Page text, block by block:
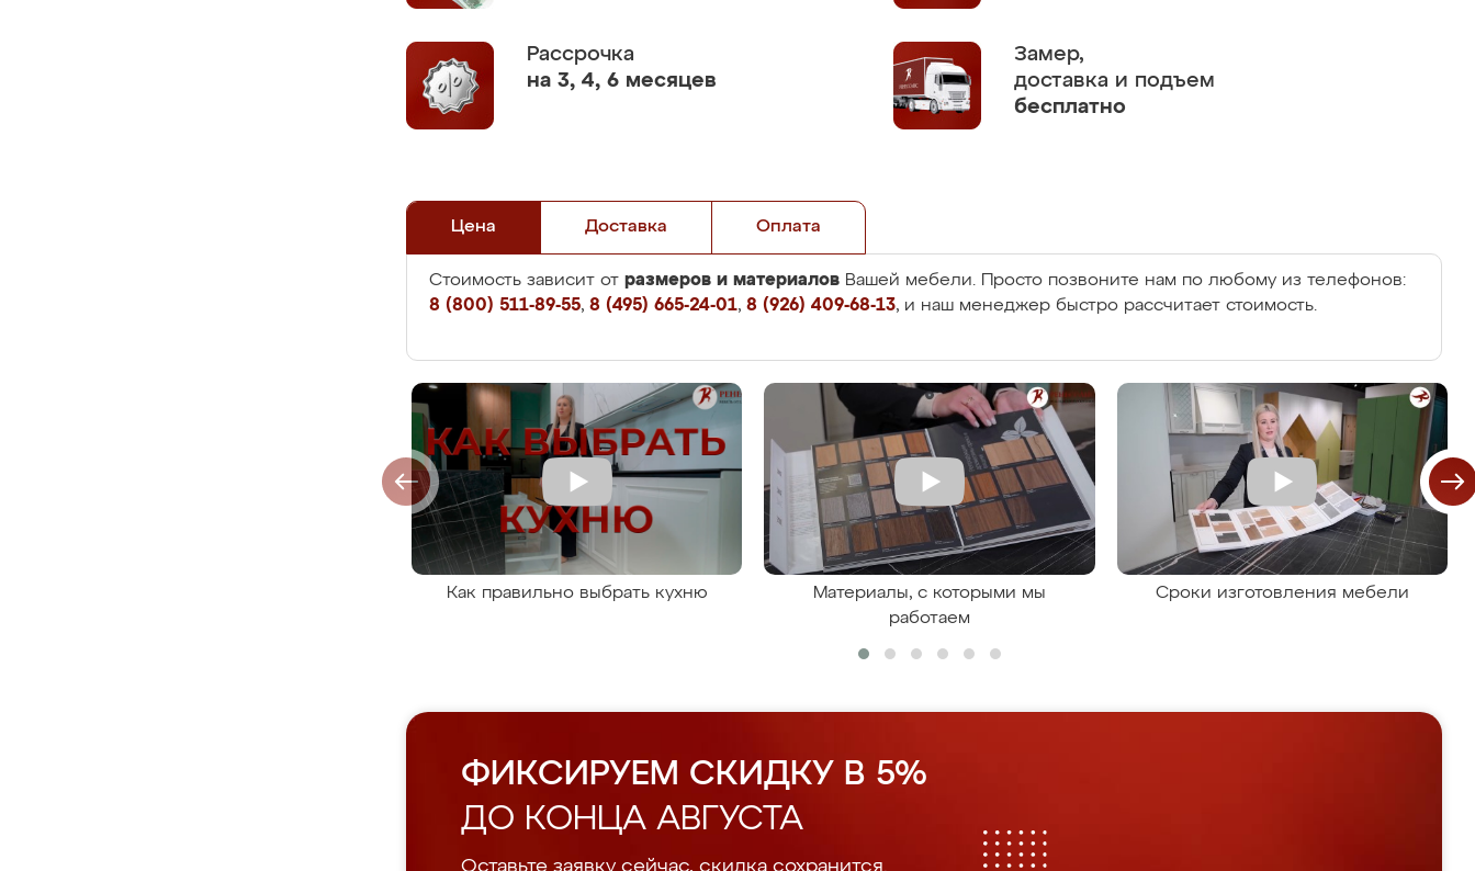
Рассрочка
на 3, 4, 6 месяцев
Замер,
доставка и подъем
бесплатно
Цена Доставка Оплата
Стоимость зависит от размеров и материалов Вашей мебели. Просто позвоните нам по любому из телефонов:
8 (800) 511-89-55, 8 (495) 665-24-01, 8 (926) 409-68-13, и наш менеджер быстро рассчитает стоимость.
Как правильно выбрать кухню
Материалы, с которыми мы
работаем
Сроки изготовления мебели
ФИКСИРУЕМ СКИДКУ В 5%
ДО КОНЦА АВГУСТА
Оставьте заявку сейчас, скидка сохранится.